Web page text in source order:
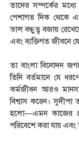
তাদের সম্পর্কের
পেশাগত দিক থেকে
ভাল বন্ধুত্ব বজায়
এবং ব্যক্তিগত জীবনে
তা বাংলা বিনোদন
তিনি বর্তমানে যে
কর্মজীবন আরও
বিশ্বাস করেন। সুদীপা
হলো—এমন কাজের
পরিবেশে করা যায়